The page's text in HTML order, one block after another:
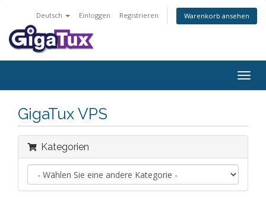
Deutsch Einloggen Registrieren Warenkorb ansehen
ein-/
GigaTux VPS
Kategorien